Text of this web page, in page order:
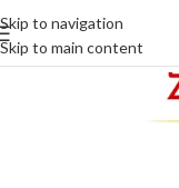
Skip to navigation
Skip to main content